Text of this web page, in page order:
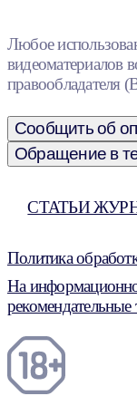
Любое
видеоматериалов
правообладателя
Сообщить об
Обращение в
СТАТЬИ
Политика
На
рекомендательные